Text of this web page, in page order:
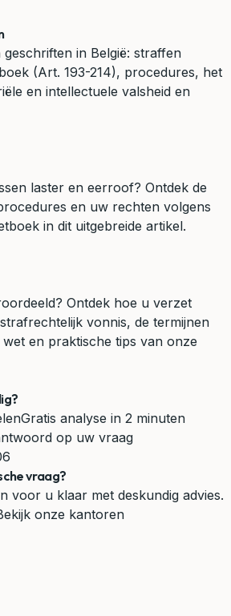
in België: straffen
(Art. 193-214), procedures, het
en intellectuele valsheid en
laster en eerroof? Ontdek de
en uw rechten volgens
in dit uitgebreide artikel.
Ontdek hoe u verzet
vonnis, de termijnen
en praktische tips van onze
Gratis analyse in 2 minuten
op uw vraag
vraag?
voor u klaar met deskundig advies.
onze kantoren